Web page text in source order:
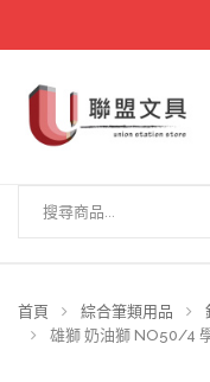
首頁 綜合筆類用品
雄獅 奶油獅 NO50/4